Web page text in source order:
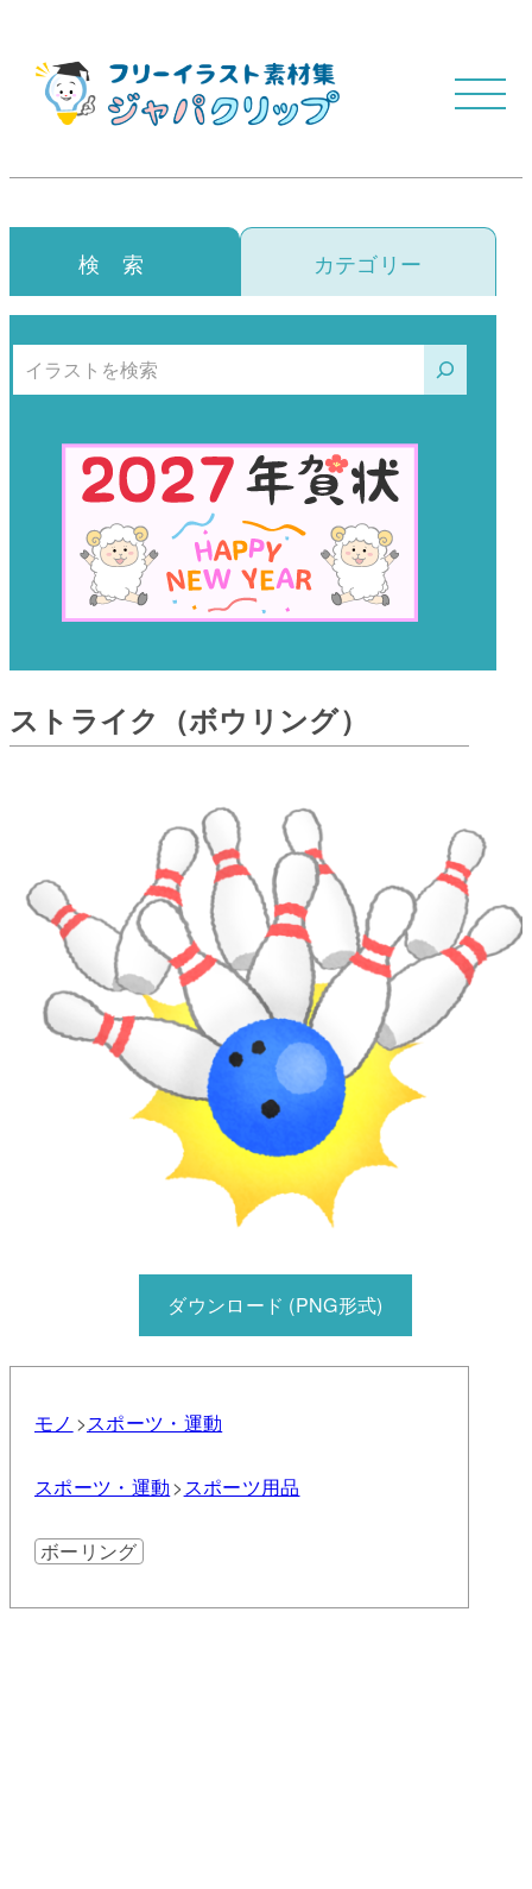
検 索 カテゴリー
検索
ストライク（ボウリング）
ダウンロード (PNG形式)
モノ スポーツ・運動
スポーツ・運動 スポーツ用品
ボーリング